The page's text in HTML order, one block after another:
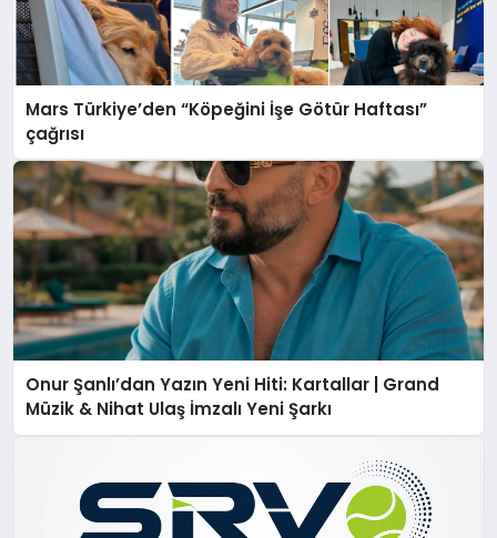
Mars Türkiye’den “Köpeğini İşe Götür Haftası”
çağrısı
Onur Şanlı’dan Yazın Yeni Hiti: Kartallar | Grand
Müzik & Nihat Ulaş İmzalı Yeni Şarkı